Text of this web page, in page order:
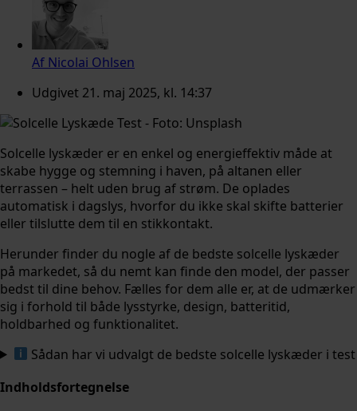
Af Nicolai Ohlsen
Udgivet 21. maj 2025, kl. 14:37
Solcelle lyskæder er en enkel og energieffektiv måde at
skabe hygge og stemning i haven, på altanen eller
terrassen – helt uden brug af strøm. De oplades
automatisk i dagslys, hvorfor du ikke skal skifte batterier
eller tilslutte dem til en stikkontakt.
Herunder finder du nogle af de bedste solcelle lyskæder
på markedet, så du nemt kan finde den model, der passer
bedst til dine behov. Fælles for dem alle er, at de udmærker
sig i forhold til både lysstyrke, design, batteritid,
holdbarhed og funktionalitet.
Sådan har vi udvalgt de bedste solcelle lyskæder i test
Indholdsfortegnelse